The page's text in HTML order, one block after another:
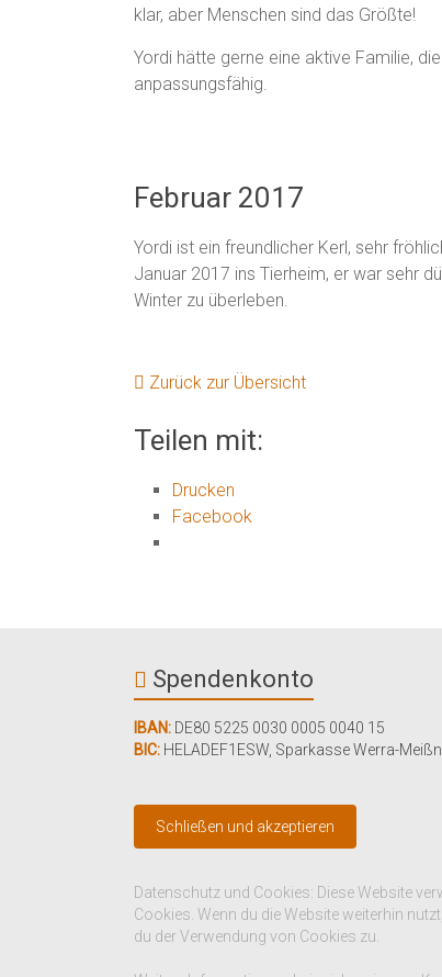
klar, aber Menschen sind das Größte!
Yordi hätte gerne eine aktive Familie,
anpassungsfähig.
Februar 2017
Yordi ist ein freundlicher Kerl, sehr
Januar 2017 ins Tierheim, er war sehr
Winter zu überleben.
Zurück zur Übersicht
Teilen mit:
Drucken
Facebook
Spendenkonto
IBAN: DE80 5225 0030 0005 0040 15
BIC: HELADEF1ESW Sparkasse Werra-
Datenschutz und Cookies: Diese Website
Cookies. Wenn du die Website weiterhin
du der Verwendung von Cookies zu.